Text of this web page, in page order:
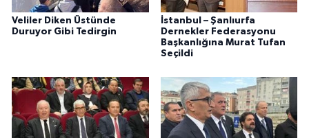
Veliler Diken Üstünde
Duruyor Gibi Tedirgin
İstanbul – Şanlıurfa
Dernekler Federasyonu
Başkanlığına Murat Tufan
Seçildi